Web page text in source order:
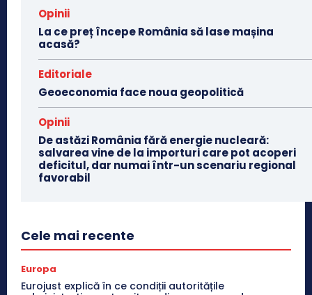
Opinii
La ce preț începe România să lase mașina
acasă?
Editoriale
Geoeconomia face noua geopolitică
Opinii
De astăzi România fără energie nucleară:
salvarea vine de la importuri care pot acoperi
deficitul, dar numai într-un scenariu regional
favorabil
Cele mai recente
Europa
Eurojust explică în ce condiții autoritățile